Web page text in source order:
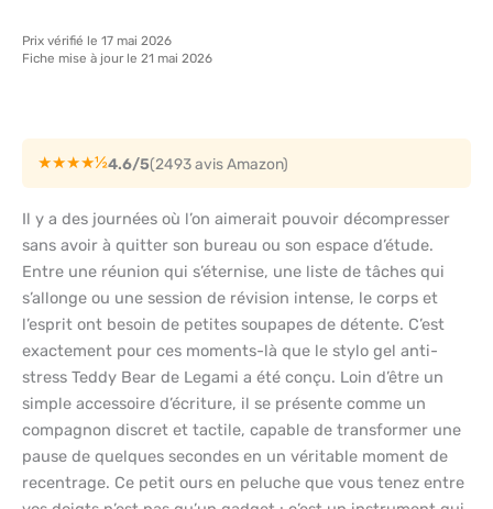
Prix vérifié le 17 mai 2026
Fiche mise à jour le 21 mai 2026
★★★★½4.6/5(2493 avis Amazon)
Il y a des journées où l’on aimerait pouvoir décompresser
sans avoir à quitter son bureau ou son espace d’étude.
Entre une réunion qui s’éternise, une liste de tâches qui
s’allonge ou une session de révision intense, le corps et
l’esprit ont besoin de petites soupapes de détente. C’est
exactement pour ces moments-là que le stylo gel anti-
stress Teddy Bear de Legami a été conçu. Loin d’être un
simple accessoire d’écriture, il se présente comme un
compagnon discret et tactile, capable de transformer une
pause de quelques secondes en un véritable moment de
recentrage. Ce petit ours en peluche que vous tenez entre